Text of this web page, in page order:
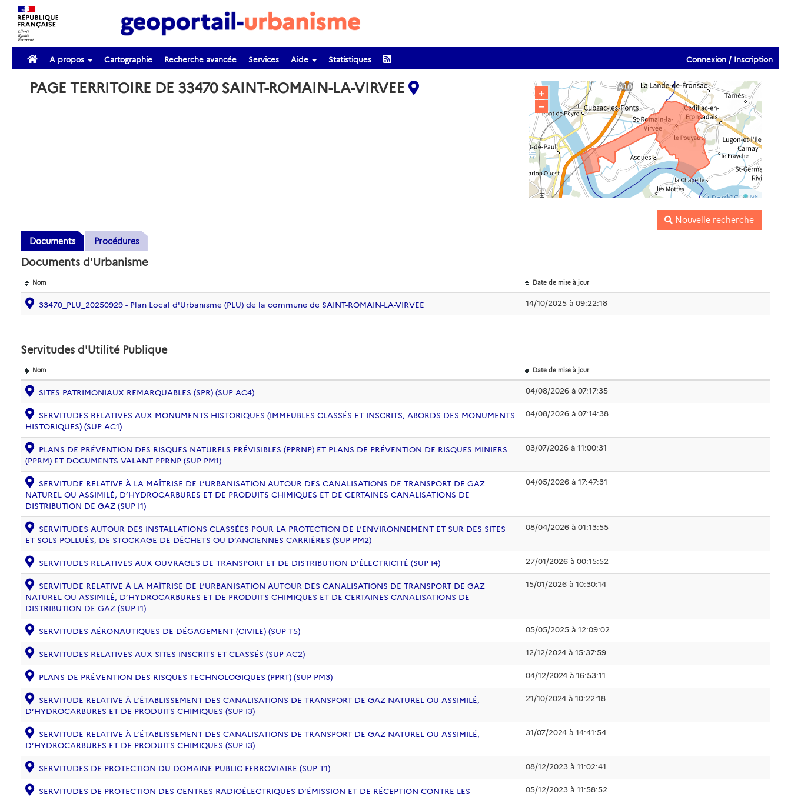
A propos Cartographie Recherche avancée Services Aide Statistiques Connexion / Inscription
PAGE TERRITOIRE DE 33470 SAINT-ROMAIN-LA-VIRVEE
+
−
IGN
Nouvelle recherche
Documents
Procédures
Documents d'Urbanisme
Nom Date de mise à jour
33470_PLU_20250929 - Plan Local d'Urbanisme (PLU) de la commune de SAINT-ROMAIN-LA-VIRVEE 14/10/2025 à 09:22:18
Servitudes d'Utilité Publique
Nom Date de mise à jour
SITES PATRIMONIAUX REMARQUABLES (SPR) (SUP AC4) 04/08/2026 à 07:17:35
SERVITUDES RELATIVES AUX MONUMENTS HISTORIQUES (IMMEUBLES CLASSÉS ET INSCRITS, ABORDS DES MONUMENTS
HISTORIQUES) (SUP AC1)
04/08/2026 à 07:14:38
PLANS DE PRÉVENTION DES RISQUES NATURELS PRÉVISIBLES (PPRNP) ET PLANS DE PRÉVENTION DE RISQUES MINIERS
(PPRM) ET DOCUMENTS VALANT PPRNP (SUP PM1)
03/07/2026 à 11:00:31
SERVITUDE RELATIVE À LA MAÎTRISE DE L’URBANISATION AUTOUR DES CANALISATIONS DE TRANSPORT DE GAZ
NATUREL OU ASSIMILÉ, D’HYDROCARBURES ET DE PRODUITS CHIMIQUES ET DE CERTAINES CANALISATIONS DE
DISTRIBUTION DE GAZ (SUP I1)
04/05/2026 à 17:47:31
SERVITUDES AUTOUR DES INSTALLATIONS CLASSÉES POUR LA PROTECTION DE L’ENVIRONNEMENT ET SUR DES SITES
ET SOLS POLLUÉS, DE STOCKAGE DE DÉCHETS OU D’ANCIENNES CARRIÈRES (SUP PM2)
08/04/2026 à 01:13:55
SERVITUDES RELATIVES AUX OUVRAGES DE TRANSPORT ET DE DISTRIBUTION D’ÉLECTRICITÉ (SUP I4) 27/01/2026 à 00:15:52
SERVITUDE RELATIVE À LA MAÎTRISE DE L’URBANISATION AUTOUR DES CANALISATIONS DE TRANSPORT DE GAZ
NATUREL OU ASSIMILÉ, D’HYDROCARBURES ET DE PRODUITS CHIMIQUES ET DE CERTAINES CANALISATIONS DE
DISTRIBUTION DE GAZ (SUP I1)
15/01/2026 à 10:30:14
SERVITUDES AÉRONAUTIQUES DE DÉGAGEMENT (CIVILE) (SUP T5) 05/05/2025 à 12:09:02
SERVITUDES RELATIVES AUX SITES INSCRITS ET CLASSÉS (SUP AC2) 12/12/2024 à 15:37:59
PLANS DE PRÉVENTION DES RISQUES TECHNOLOGIQUES (PPRT) (SUP PM3) 04/12/2024 à 16:53:11
SERVITUDE RELATIVE À L’ÉTABLISSEMENT DES CANALISATIONS DE TRANSPORT DE GAZ NATUREL OU ASSIMILÉ,
D’HYDROCARBURES ET DE PRODUITS CHIMIQUES (SUP I3)
21/10/2024 à 10:22:18
SERVITUDE RELATIVE À L’ÉTABLISSEMENT DES CANALISATIONS DE TRANSPORT DE GAZ NATUREL OU ASSIMILÉ,
D’HYDROCARBURES ET DE PRODUITS CHIMIQUES (SUP I3)
31/07/2024 à 14:41:54
SERVITUDES DE PROTECTION DU DOMAINE PUBLIC FERROVIAIRE (SUP T1) 08/12/2023 à 11:02:41
SERVITUDES DE PROTECTION DES CENTRES RADIOÉLECTRIQUES D’ÉMISSION ET DE RÉCEPTION CONTRE LES
05/12/2023 à 11:58:52